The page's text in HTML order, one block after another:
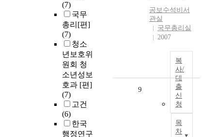
(7)
국무
총리[편]
(7)
청소
년보호위
원회 청
소년성보
호과 [편]
(7)
고건
(6)
한국
행정연구
공보수석비서
관실
국무총리실
2007
복
사/
대
출
신
청
목
차
9